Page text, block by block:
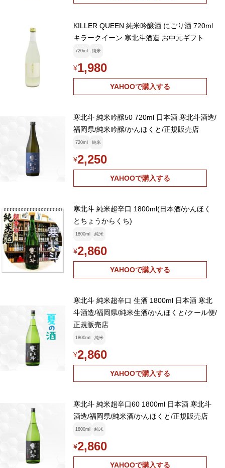
KILLER QUEEN 純米吟醸酒 にごり酒 720ml
キラークイーン 寒北斗酒造 お中元ギフト
720ml 純米
¥1,980
YAHOOで購入する
寒北斗 純米吟醸50 720ml 日本酒 寒北斗酒造/
福岡県/純米吟醸/かんほくと/正規販売店
720ml 純米
¥2,250
YAHOOで購入する
寒北斗 純米超辛口 1800ml(日本酒/かんほく
とちょうからくち)
1800ml 純米
¥2,860
YAHOOで購入する
寒北斗 純米超辛口 生酒 1800ml 日本酒 寒北
斗酒造/福岡県/純米生酒/かんほくと/クール便/
正規販売店
1800ml 純米
¥2,860
YAHOOで購入する
寒北斗 純米超辛口60 1800ml 日本酒 寒北斗
酒造/福岡県/純米酒/かんほくと/正規販売店
1800ml 純米
¥2,860
YAHOOで購入する